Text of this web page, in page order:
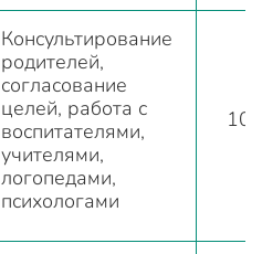
Консультирование
родителей,
согласование
целей, работа с
воспитателями,
учителями,
логопедами,
психологами
10